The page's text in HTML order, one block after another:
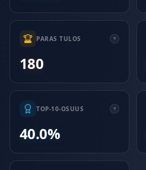
PARAS TULOS
180
TOP-10-OSUUS
40.0%